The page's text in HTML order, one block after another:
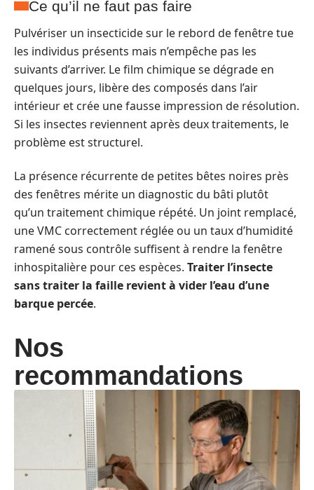
Ce qu’il ne faut pas faire
Pulvériser un insecticide sur le rebord de fenêtre tue
les individus présents mais n’empêche pas les
suivants d’arriver. Le film chimique se dégrade en
quelques jours, libère des composés dans l’air
intérieur et crée une fausse impression de résolution.
Si les insectes reviennent après deux traitements, le
problème est structurel.
La présence récurrente de petites bêtes noires près
des fenêtres mérite un diagnostic du bâti plutôt
qu’un traitement chimique répété. Un joint remplacé,
une VMC correctement réglée ou un taux d’humidité
ramené sous contrôle suffisent à rendre la fenêtre
inhospitalière pour ces espèces. Traiter l’insecte
sans traiter la faille revient à vider l’eau d’une
barque percée.
Nos
recommandations